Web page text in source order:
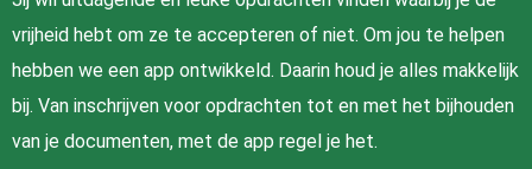
vrijheid hebt om ze te accepteren of niet. Om jou te helpen
hebben we een app ontwikkeld. Daarin houd je alles makkelijk
bij. Van inschrijven voor opdrachten tot en met het bijhouden
van je documenten, met de app regel je het.